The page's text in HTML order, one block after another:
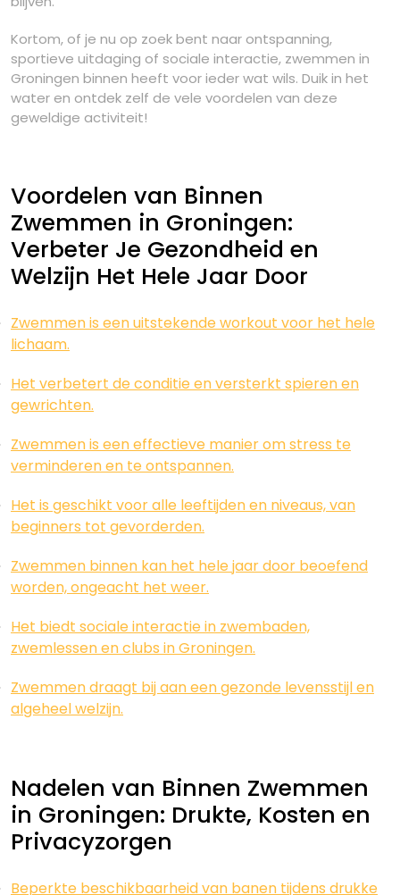
Kortom, of je nu op zoek bent naar ontspanning,
sportieve uitdaging of sociale interactie, zwemmen in
Groningen binnen heeft voor ieder wat wils. Duik in het
water en ontdek zelf de vele voordelen van deze
geweldige activiteit!
Voordelen van Binnen
Zwemmen in Groningen:
Verbeter Je Gezondheid en
Welzijn Het Hele Jaar Door
Zwemmen is een uitstekende workout voor het hele
lichaam.
Het verbetert de conditie en versterkt spieren en
gewrichten.
Zwemmen is een effectieve manier om stress te
verminderen en te ontspannen.
Het is geschikt voor alle leeftijden en niveaus, van
beginners tot gevorderden.
Zwemmen binnen kan het hele jaar door beoefend
worden, ongeacht het weer.
Het biedt sociale interactie in zwembaden,
zwemlessen en clubs in Groningen.
Zwemmen draagt bij aan een gezonde levensstijl en
algeheel welzijn.
Nadelen van Binnen Zwemmen
in Groningen: Drukte, Kosten en
Privacyzorgen
Beperkte beschikbaarheid van banen tijdens drukke